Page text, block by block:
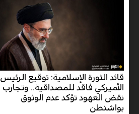
قائد الثورة الإسلامية: توقيع الرئيس
الأميركي فاقد للمصداقية.. وتجارب
نقض العهود تؤكد عدم الوثوق
بواشنطن